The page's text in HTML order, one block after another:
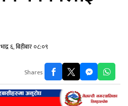
६, बिहीबार ०८:०९
Shares